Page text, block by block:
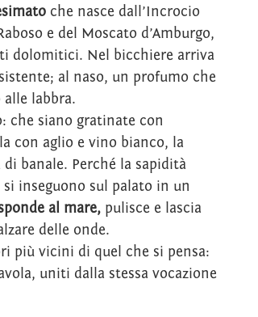
che nasce dall’Incrocio
e del Moscato d’Amburgo,
dolomitici. Nel bicchiere arriva
al naso, un profumo che
labbra.
che siano gratinate con
con aglio e vino bianco, la
banale. Perché la sapidità
inseguono sul palato in un
al mare, pulisce e lascia
delle onde.
più vicini di quel che si pensa:
uniti dalla stessa vocazione